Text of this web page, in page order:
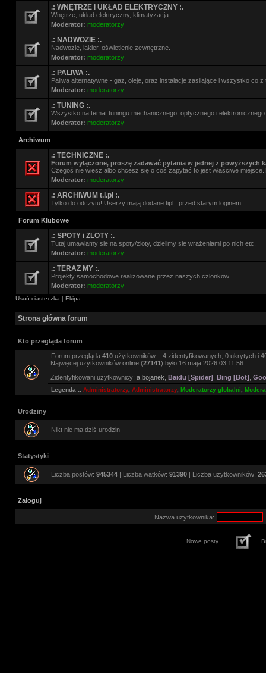
.: WNĘTRZE i UKŁAD ELEKTRYCZNY :.
Wnętrze, układ elektryczny, klimatyzacja.
Moderator: moderatorzy
.: NADWOZIE :.
Nadwozie, lakier, oświetlenie zewnętrzne.
Moderator: moderatorzy
.: PALIWA :.
Paliwa alternatywne - gaz, oleje, oraz instalacje zasilające i wszystko co z
Moderator: moderatorzy
.: TUNING :.
Wszystko na temat tuningu mechanicznego, optycznego i elektronicznego.
Moderator: moderatorzy
Archiwum
.: TECHNICZNE :.
Forum wyłączone, proszę zadawać pytania w jednej z powyższych
Czegoś nie wiesz albo chcesz się o coś zapytać to jest właściwe
Moderator: moderatorzy
.: ARCHIWUM t.i.pl :.
Tylko do odczytu! Userzy mają dodane tipl_ przed starym loginem.
Forum Klubowe
.: SPOTY i ZLOTY :.
Tutaj umawiamy sie na spoty/zloty, dzielimy sie wrażeniami po nich etc.
Moderator: moderatorzy
.: TERAZ MY :.
Projekty samochodowe realizowane przez naszych czlonkow.
Moderator: moderatorzy
Usuń ciasteczka | Ekipa
Strona główna forum
Kto przegląda forum
Forum przegląda 410 użytkowników :: 4 zidentyfikowanych, 0 ukrytych i
Najwięcej użytkowników online (27141) było 16.maja.2026 03:11:56
Zidentyfikowani użytkownicy: a.bojanek Baidu [Spider] Bing [Bot]
Legenda :: Administratorzy, Administratorzy, Moderatorzy globalni
Urodziny
Nikt nie ma dziś urodzin
Statystyki
Liczba postów: 945344 | Liczba wątków: 91390 | Liczba użytkowników:
Zaloguj
Nazwa użytkownika:
Nowe posty